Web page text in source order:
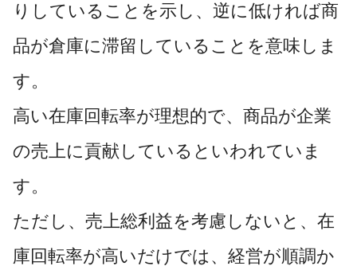
りしていることを示し、逆に低ければ商
品が倉庫に滞留していることを意味しま
す。
高い在庫回転率が理想的で、商品が企業
の売上に貢献しているといわれていま
す。
ただし、売上総利益を考慮しないと、在
庫回転率が高いだけでは、経営が順調か